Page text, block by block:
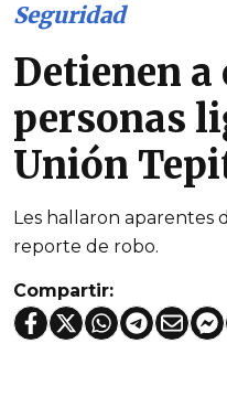
Seguridad
Detienen a
personas
Unión
Les hallaron aparentes
reporte de robo.
Compartir: